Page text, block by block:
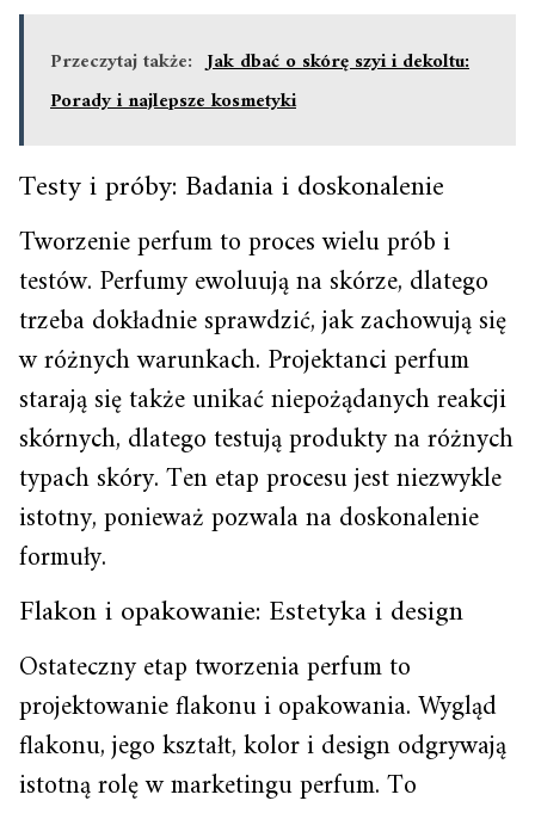
Przeczytaj także: Jak dbać o skórę szyi i dekoltu:
Porady i najlepsze kosmetyki
Testy i próby: Badania i doskonalenie
Tworzenie perfum to proces wielu prób i
testów. Perfumy ewoluują na skórze, dlatego
trzeba dokładnie sprawdzić, jak zachowują się
w różnych warunkach. Projektanci perfum
starają się także unikać niepożądanych reakcji
skórnych, dlatego testują produkty na różnych
typach skóry. Ten etap procesu jest niezwykle
istotny, ponieważ pozwala na doskonalenie
formuły.
Flakon i opakowanie: Estetyka i design
Ostateczny etap tworzenia perfum to
projektowanie flakonu i opakowania. Wygląd
flakonu, jego kształt, kolor i design odgrywają
istotną rolę w marketingu perfum. To